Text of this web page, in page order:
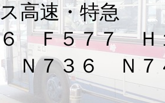
高速・特急
６ Ｆ５７７
Ｎ７３６ Ｎ